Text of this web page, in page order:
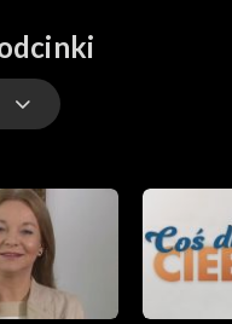
się wspierać, by odzyskać